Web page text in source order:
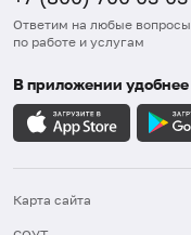
Ответим на любые вопросы
по работе и услугам
В приложении удобнее
Карта сайта